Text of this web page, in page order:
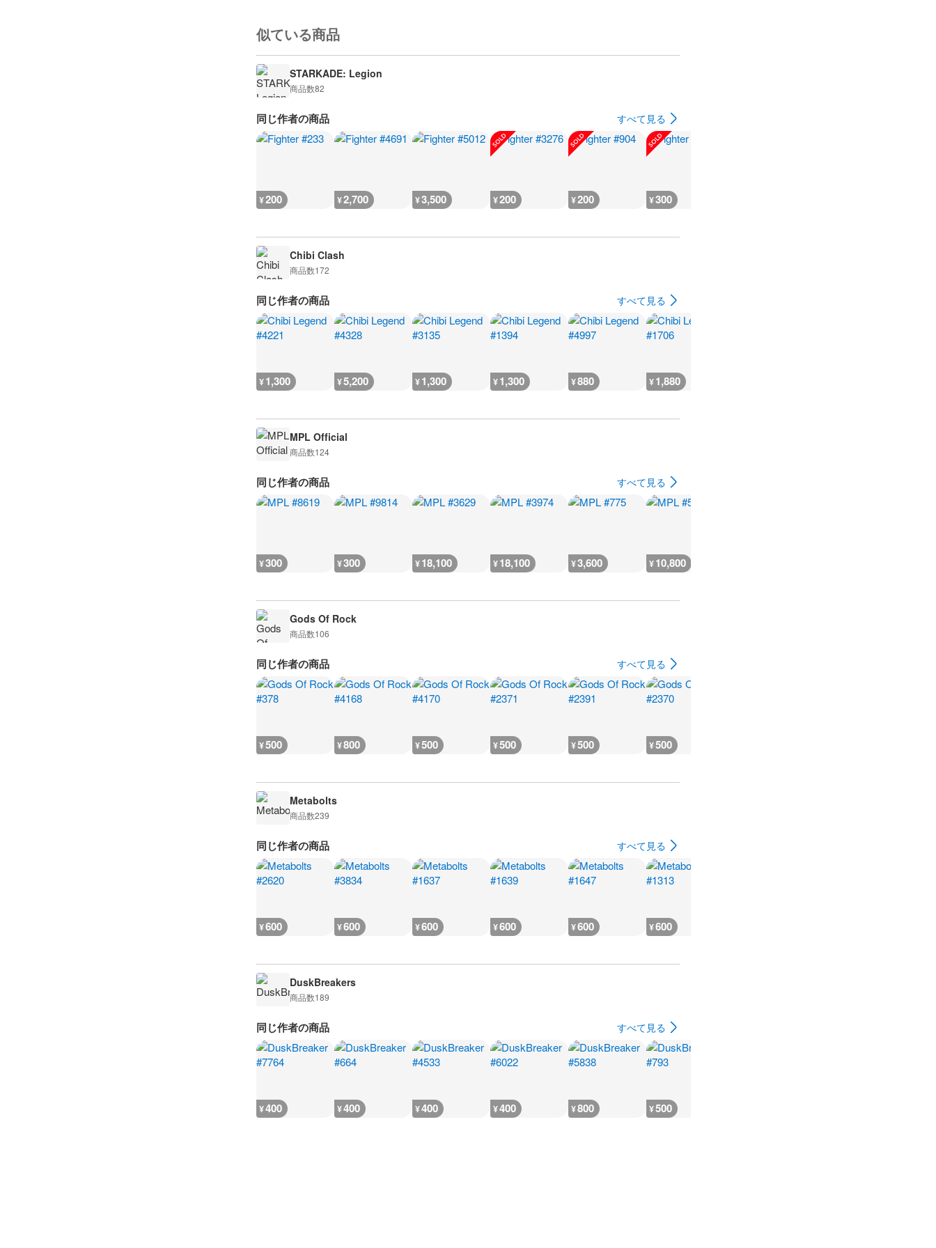
似ている商品
STARKADE: Legion
商品数82
同じ作者の商品 すべて見る
¥200 ¥2,700 ¥3,500 ¥200 ¥200 ¥300
Chibi Clash
商品数172
同じ作者の商品 すべて見る
¥1,300 ¥5,200 ¥1,300 ¥1,300 ¥880 ¥1,880
MPL Official
商品数124
同じ作者の商品 すべて見る
¥300 ¥300 ¥18,100 ¥18,100 ¥3,600 ¥10,800
Gods Of Rock
商品数106
同じ作者の商品 すべて見る
¥500 ¥800 ¥500 ¥500 ¥500 ¥500
Metabolts
商品数239
同じ作者の商品 すべて見る
¥600 ¥600 ¥600 ¥600 ¥600 ¥600
DuskBreakers
商品数189
同じ作者の商品 すべて見る
¥400 ¥400 ¥400 ¥400 ¥800 ¥500